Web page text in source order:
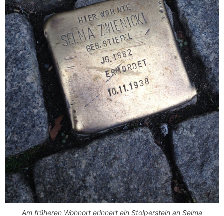
Am früheren Wohnort erinnert ein Stolperstein an Selma